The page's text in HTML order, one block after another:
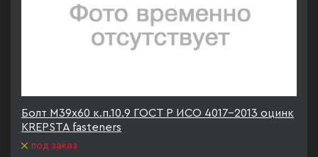
Болт М39х60 к.п.10.9 ГОСТ Р ИСО 4017-2013 оцинк
KREPSTA fasteners
под заказ